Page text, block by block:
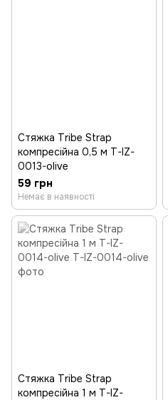
Стяжка Tribe Strap
компресійна 0,5 м T-IZ-
0013-olive
59 грн
Немає в наявності
Стяжка Tribe Strap
компресійна 1 м T-IZ-